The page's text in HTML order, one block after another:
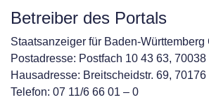
Betreiber des Portals
Staatsanzeiger für Baden-Württemberg
Postadresse: Postfach 10 43 63, 70038
Hausadresse: Breitscheidstr. 69, 70176
Telefon: 07 11/6 66 01 – 0